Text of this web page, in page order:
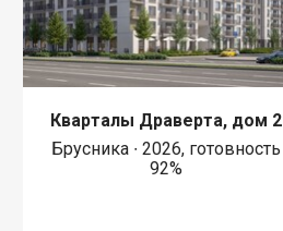
Кварталы Драверта, дом 2
Брусника ∙ 2026, готовность
92%